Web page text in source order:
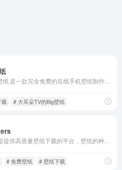
# 大耳朵TV的Big壁纸
# 免费壁纸 # 壁纸下载